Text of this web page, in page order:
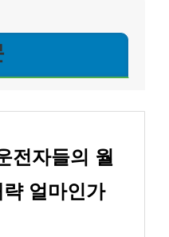
전자들의 월
얼마인가